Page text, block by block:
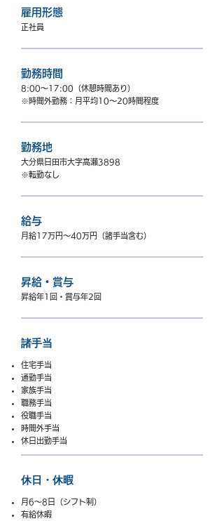
雇用形態
正社員
勤務時間
8:00～17:00（休憩時間あり）
​※時間外勤務：月平均10～20時間程度
勤務地
大分県日田市大字高瀬3898
​※転勤なし
給与
月給17万円～40万円（諸手当含む）
昇給・賞与
昇給年1回・賞与年2回
諸手当
住宅手当
通勤手当
家族手当
職務手当
役職手当
時間外手当
​休日出勤手当
休日・休暇
月6～8日（シフト制）
有給休暇